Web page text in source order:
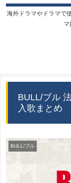
海外ドラマやドラマで
マ
BULL/ブル
入歌まとめ
BULL/ブル